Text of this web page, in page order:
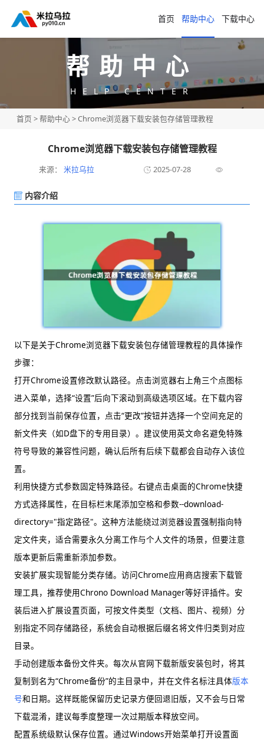
首页 帮助中心 下载中心
帮助中心
HELP CENTER
首页 >帮助中心> Chrome浏览器下载安装包存储管理教程
Chrome浏览器下载安装包存储管理教程
来源： 米拉乌拉 2025-07-28
内容介绍
以下是关于Chrome浏览器下载安装包存储管理教程的具体操作
步骤：
打开Chrome设置修改默认路径。点击浏览器右上角三个点图标
进入菜单，选择“设置”后向下滚动到高级选项区域。在下载内容
部分找到当前保存位置，点击“更改”按钮并选择一个空间充足的
新文件夹（如D盘下的专用目录）。建议使用英文命名避免特殊
符号导致的兼容性问题，确认后所有后续下载都会自动存入该位
置。
利用快捷方式参数固定特殊路径。右键点击桌面的Chrome快捷
方式选择属性，在目标栏末尾添加空格和参数--download-
directory="指定路径"。这种方法能绕过浏览器设置强制指向特
定文件夹，适合需要永久分离工作与个人文件的场景，但要注意
版本更新后需重新添加参数。
安装扩展实现智能分类存储。访问Chrome应用商店搜索下载管
理工具，推荐使用Chrono Download Manager等好评插件。安
装后进入扩展设置页面，可按文件类型（文档、图片、视频）分
别指定不同存储路径，系统会自动根据后缀名将文件归类到对应
目录。
手动创建版本备份文件夹。每次从官网下载新版安装包时，将其
复制到名为“Chrome备份”的主目录中，并在文件名标注具体版本
号和日期。这样既能保留历史记录方便回退旧版，又不会与日常
下载混淆，建议每季度整理一次过期版本释放空间。
配置系统级默认保存位置。通过Windows开始菜单打开设置面